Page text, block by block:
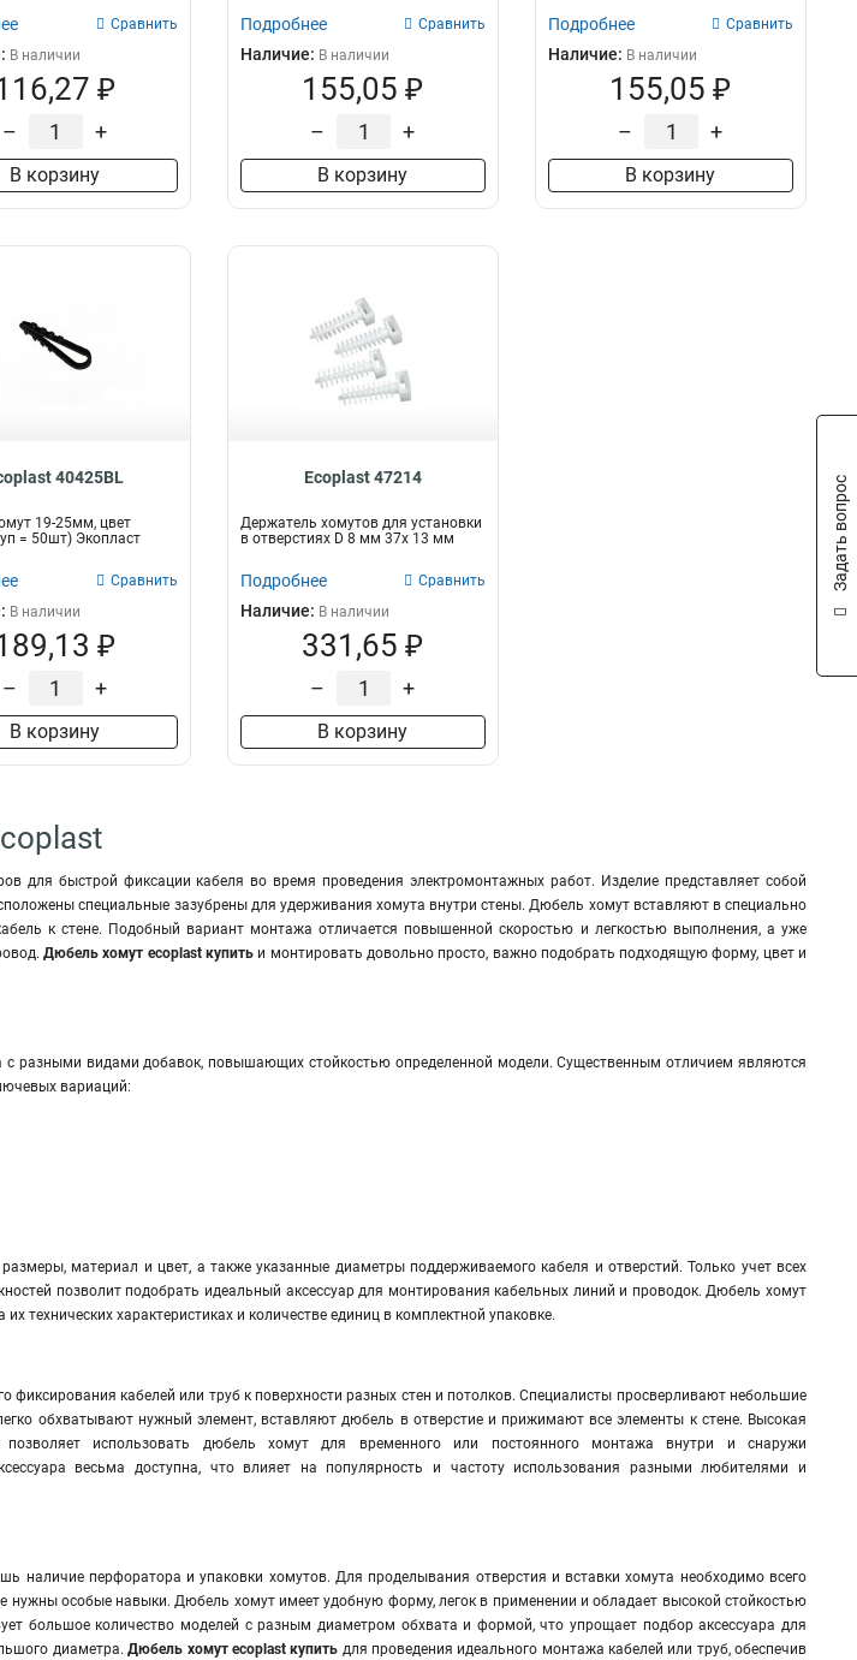
Сравнить
В наличии
₽
– +
В корзину
Подробнее Сравнить
Наличие: В наличии
155,05 ₽
– +
В корзину
Подробнее Сравнить
Наличие: В наличии
155,05 ₽
– +
В корзину
40425BL
19-25мм, цвет
= 50шт) Экопласт
Сравнить
В наличии
₽
– +
В корзину
Ecoplast 47214
Держатель хомутов для установки
в отверстиях D 8 мм 37х 13 мм
Подробнее Сравнить
Наличие: В наличии
331,65 ₽
– +
В корзину
для быстрой фиксации кабеля во время проведения электромонтажных работ. Изделие представляет собой
специальные зазубрены для удерживания хомута внутри стены. Дюбель хомут вставляют в специально
к стене. Подобный вариант монтажа отличается повышенной скоростью и легкостью выполнения, а уже
Дюбель хомут ecoplast купить и монтировать довольно просто, важно подобрать подходящую форму, цвет и
с разными видами добавок, повышающих стойкостью определенной модели. Существенным отличием являются
вариаций:
материал и цвет, а также указанные диаметры поддерживаемого кабеля и отверстий. Только учет всех
позволит подобрать идеальный аксессуар для монтирования кабельных линий и проводок. Дюбель хомут
технических характеристиках и количестве единиц в комплектной упаковке.
фиксирования кабелей или труб к поверхности разных стен и потолков. Специалисты просверливают небольшие
обхватывают нужный элемент, вставляют дюбель в отверстие и прижимают все элементы к стене. Высокая
позволяет использовать дюбель хомут для временного или постоянного монтажа внутри и снаружи
весьма доступна, что влияет на популярность и частоту использования разными любителями и
наличие перфоратора и упаковки хомутов. Для проделывания отверстия и вставки хомута необходимо всего
нужны особые навыки. Дюбель хомут имеет удобную форму, легок в применении и обладает высокой стойкостью
большое количество моделей с разным диаметром обхвата и формой, что упрощает подбор аксессуара для
диаметра.Дюбель хомут ecoplast купить для проведения идеального монтажа кабелей или труб, обеспечив
Задать вопрос